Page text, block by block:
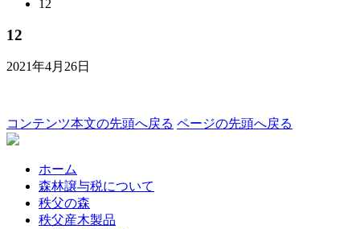
12
12
2021年4月26日
コンテンツ本文の先頭へ戻る ページの先頭へ戻る
ホーム
森林譲与税について
秩父の森
秩父産木製品